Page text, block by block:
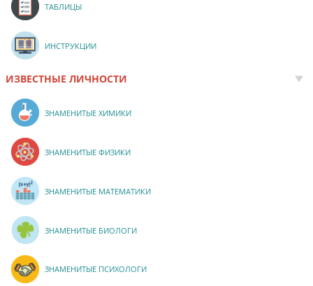
ТАБЛИЦЫ
ИНСТРУКЦИИ
ИЗВЕСТНЫЕ ЛИЧНОСТИ
ЗНАМЕНИТЫЕ ХИМИКИ
ЗНАМЕНИТЫЕ ФИЗИКИ
ЗНАМЕНИТЫЕ МАТЕМАТИКИ
ЗНАМЕНИТЫЕ БИОЛОГИ
ЗНАМЕНИТЫЕ ПСИХОЛОГИ